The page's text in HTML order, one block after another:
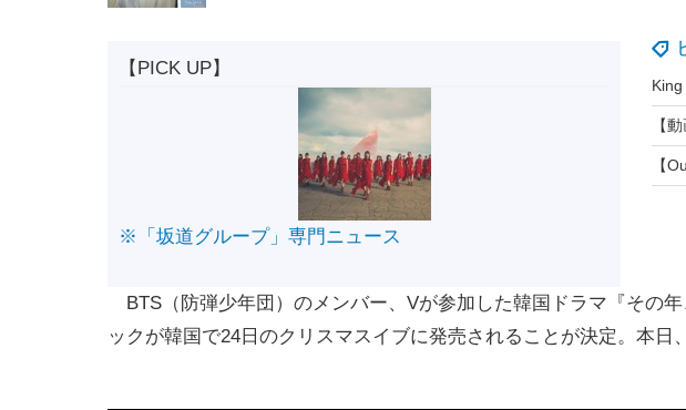
【PICK UP】
※「坂道グループ」専門ニュース
BTS（防弾少年団）のメンバー、Vが参加した韓国ドラマ『その
ックが韓国で24日のクリスマスイブに発売されることが決定。本日